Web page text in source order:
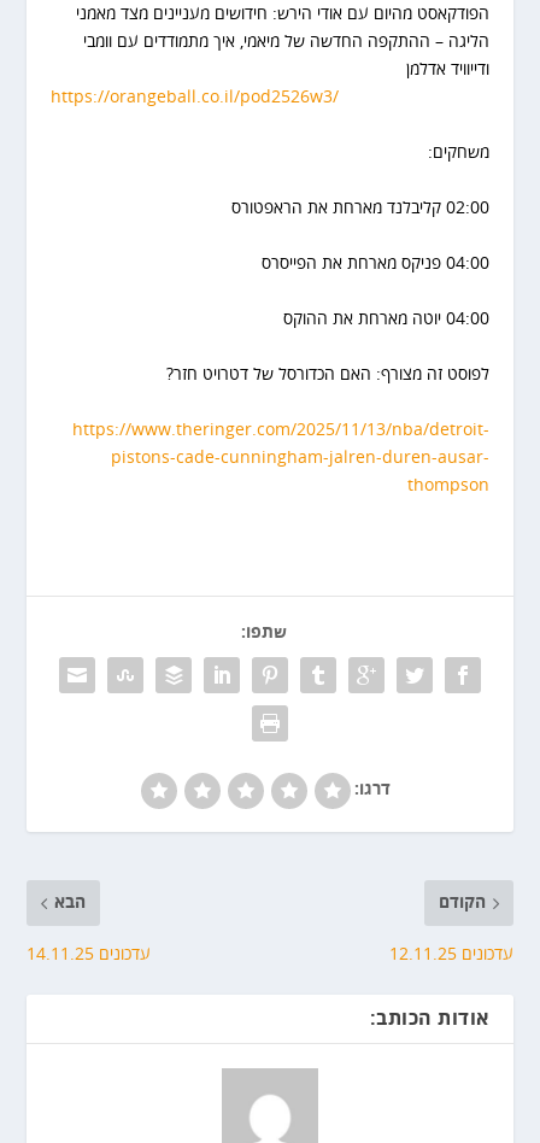
הפודקאסט מהיום עם אודי הירש: חידושים מעניינים מצד מאמני
הליגה – ההתקפה החדשה של מיאמי, איך מתמודדים עם וומבי
ודייוויד אדלמן
https://orangeball.co.il/pod2526w3/
משחקים:
02:00 קליבלנד מארחת את הראפטורס
04:00 פניקס מארחת את הפייסרס
04:00 יוטה מארחת את ההוקס
לפוסט זה מצורף: האם הכדורסל של דטרויט חזר?
https://www.theringer.com/2025/11/13/nba/detroit-
pistons-cade-cunningham-jalren-duren-ausar-
thompson
שתפו:
דרגו:
הקודם
עדכונים 12.11.25
הבא
עדכונים 14.11.25
אודות הכותב: